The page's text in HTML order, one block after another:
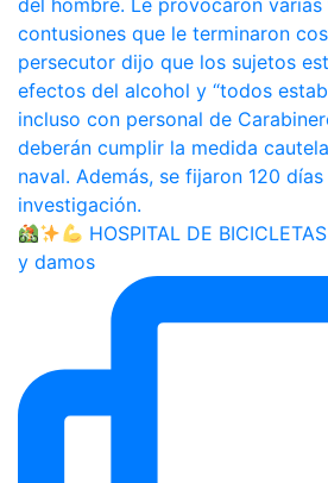
HOSPITAL DE BICICLETAS
y damos